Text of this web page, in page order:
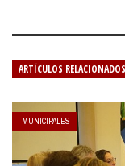
ARTÍCULOS RELACIONADOS
MUNICIPALES